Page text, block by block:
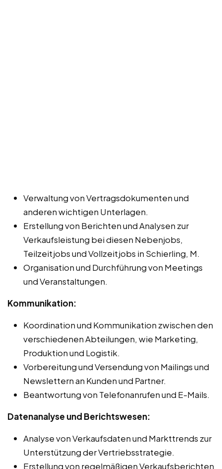
Verwaltung von Vertragsdokumenten und
anderen wichtigen Unterlagen.
Erstellung von Berichten und Analysen zur
Verkaufsleistung bei diesen Nebenjobs,
Teilzeitjobs und Vollzeitjobs in Schierling, M.
Organisation und Durchführung von Meetings
und Veranstaltungen.
Kommunikation:
Koordination und Kommunikation zwischen den
verschiedenen Abteilungen, wie Marketing,
Produktion und Logistik.
Vorbereitung und Versendung von Mailings und
Newslettern an Kunden und Partner.
Beantwortung von Telefonanrufen und E-Mails.
Datenanalyse und Berichtswesen:
Analyse von Verkaufsdaten und Markttrends zur
Unterstützung der Vertriebsstrategie.
Erstellung von regelmäßigen Verkaufsberichten